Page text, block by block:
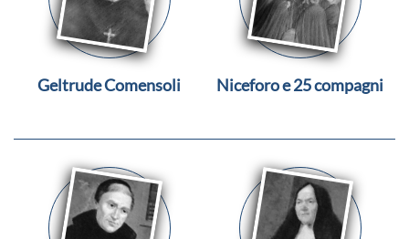
Geltrude Comensoli Niceforo e 25 compagni